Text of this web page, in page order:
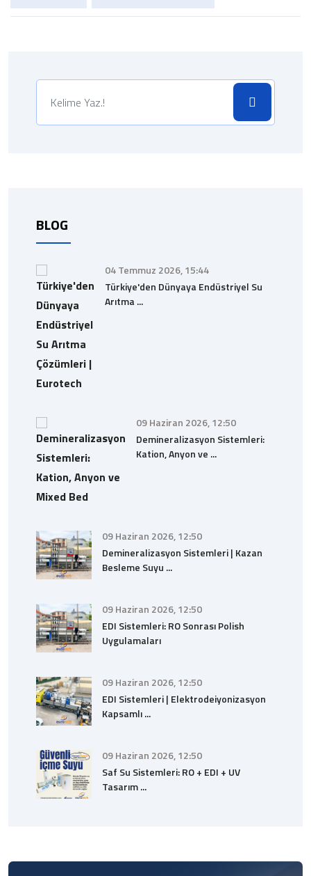
BLOG
04 Temmuz 2026, 15:44
Türkiye'den Dünyaya Endüstriyel Su
Arıtma ...
09 Haziran 2026, 12:50
Demineralizasyon Sistemleri:
Kation, Anyon ve ...
09 Haziran 2026, 12:50
Demineralizasyon Sistemleri | Kazan
Besleme Suyu ...
09 Haziran 2026, 12:50
EDI Sistemleri: RO Sonrası Polish
Uygulamaları
09 Haziran 2026, 12:50
EDI Sistemleri | Elektrodeiyonizasyon
Kapsamlı ...
09 Haziran 2026, 12:50
Saf Su Sistemleri: RO + EDI + UV
Tasarım ...